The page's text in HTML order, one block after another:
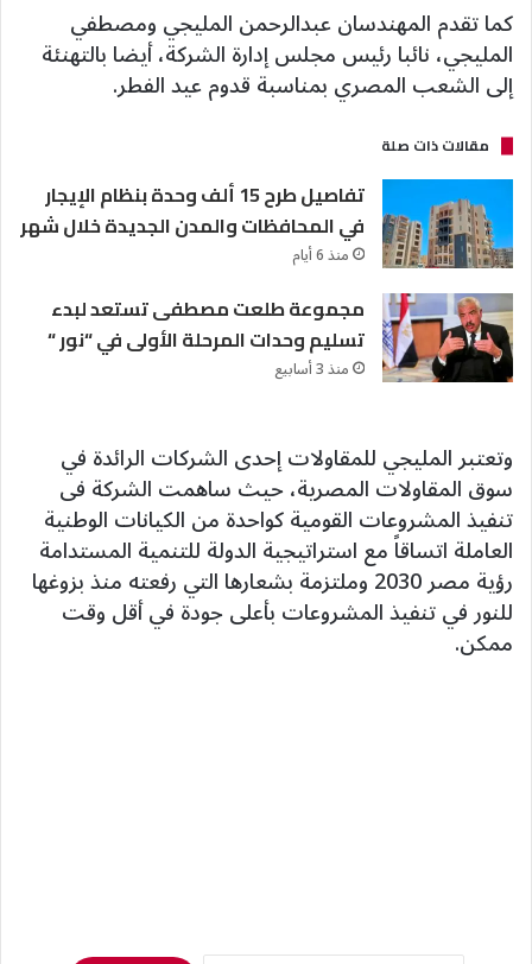
كما تقدم المهندسان عبدالرحمن المليجي ومصطفي
المليجي، نائبا رئيس مجلس إدارة الشركة، أيضا بالتهنئة
إلى الشعب المصري بمناسبة قدوم عيد الفطر.
مقالات ذات صلة
تفاصيل طرح 15 ألف وحدة بنظام الإيجار
في المحافظات والمدن الجديدة خلال شهر
منذ 6 أيام
مجموعة طلعت مصطفى تستعد لبدء
تسليم وحدات المرحلة الأولى في “نور “
منذ 3 أسابيع
وتعتبر المليجي للمقاولات إحدى الشركات الرائدة في
سوق المقاولات المصرية، حيث ساهمت الشركة فى
تنفيذ المشروعات القومية كواحدة من الكيانات الوطنية
العاملة اتساقاً مع استراتيجية الدولة للتنمية المستدامة
رؤية مصر 2030 وملتزمة بشعارها التي رفعته منذ بزوغها
للنور في تنفيذ المشروعات بأعلى جودة في أقل وقت
ممكن.